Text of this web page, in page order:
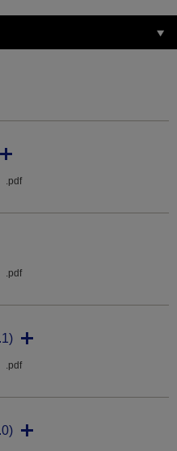
.pdf
.pdf
.pdf